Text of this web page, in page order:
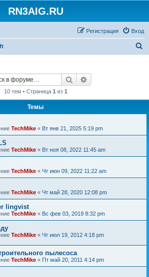
RN3AIG.RU
Вход
Регистрация
Поиск
10 тем • Страница 1 из 1
Темы
TechMike « Вт янв 21, 2025 5:19 pm
TechMike « Вт ноя 08, 2022 11:45 am
TechMike « Чт июн 09, 2022 11:22 am
TechMike « Чт май 28, 2020 12:08 pm
lingvist
TechMike « Вс фев 03, 2019 8:32 pm
TechMike « Чт июл 19, 2012 4:18 pm
пылесоса
TechMike « Пт май 20, 2011 4:14 pm